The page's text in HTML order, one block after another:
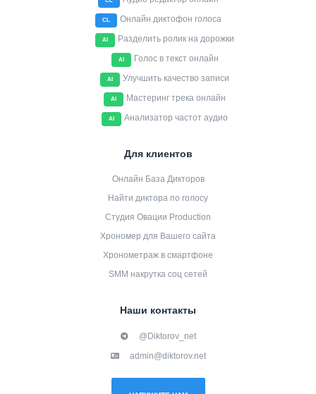
CL Онлайн диктофон голоса
AI Разделить ролик на дорожки
AI Голос в текст онлайн
AI Улучшить качество записи
AI Мастеринг трека онлайн
AI Анализатор частот аудио
Для клиентов
Онлайн База Дикторов
Найти диктора по голосу
Студия Овации Production
Хрономер для Вашего сайта
Хронометраж в смартфоне
SMM накрутка соц сетей
Наши контакты
@Diktorov_net
admin@diktorov.net